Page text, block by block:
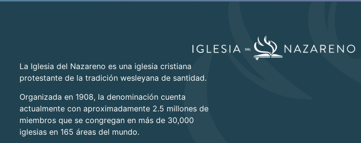
La Iglesia del Nazareno es una iglesia cristiana
protestante de la tradición wesleyana de santidad.
Organizada en 1908, la denominación cuenta
actualmente con aproximadamente 2.5 millones de
miembros que se congregan en más de 30,000
iglesias en 165 áreas del mundo.